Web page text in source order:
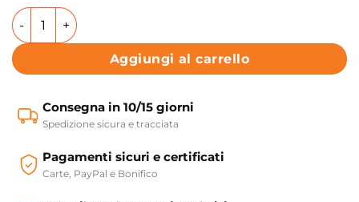
Vasca da bagno freestanding 170X80 cm Cefalù Colacril
Aggiungi al carrello
Consegna in 10/15 giorni
Spedizione sicura e tracciata
Pagamenti sicuri e certificati
Carte, PayPal e Bonifico